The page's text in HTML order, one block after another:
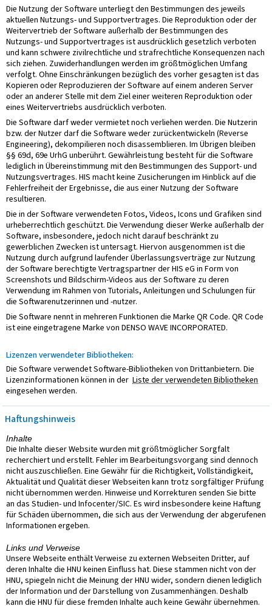
Die Nutzung der Software unterliegt den Bestimmungen des jeweils
aktuellen Nutzungs- und Supportvertrages. Die Reproduktion oder der
Weitervertrieb der Software außerhalb der Bestimmungen des
Nutzungs- und Supportvertrages ist ausdrücklich gesetzlich verboten
und kann schwere zivilrechtliche und strafrechtliche Konsequenzen nach
sich ziehen. Zuwiderhandlungen werden im größtmöglichen Umfang
verfolgt. Ohne Einschränkungen bezüglich des vorher gesagten ist das
Kopieren oder Reproduzieren der Software auf einem anderen Server
oder an anderer Stelle mit dem Ziel einer weiteren Reproduktion oder
eines Weitervertriebs ausdrücklich verboten.
Die Software darf weder vermietet noch verliehen werden. Die Nutzerin
bzw. der Nutzer darf die Software weder zurückentwickeln (Reverse
Engineering), dekompilieren noch disassemblieren. Im Übrigen bleiben
§§ 69d, 69e UrhG unberührt. Gewährleistung besteht für die Software
lediglich in Übereinstimmung mit den Bestimmungen des Support- und
Nutzungsvertrages. HIS macht keine Zusicherungen im Hinblick auf die
Fehlerfreiheit der Ergebnisse, die aus einer Nutzung der Software
resultieren.
Die in der Software verwendeten Fotos, Videos, Icons und Grafiken sind
urheberrechtlich geschützt. Die Verwendung dieser Werke außerhalb der
Software, insbesondere, jedoch nicht darauf beschränkt zu
gewerblichen Zwecken ist untersagt. Hiervon ausgenommen ist die
Nutzung durch aufgrund laufender Überlassungsverträge zur Nutzung
der Software berechtigte Vertragspartner der HIS eG in Form von
Screenshots und Bildschirm-Videos aus der Software zu deren
Verwendung im Rahmen von Tutorials, Anleitungen und Schulungen für
die Softwarenutzerinnen und -nutzer.
Die Software nennt in mehreren Funktionen die Marke QR Code. QR Code
ist eine eingetragene Marke von DENSO WAVE INCORPORATED.
Lizenzen verwendeter Bibliotheken:
Die Software verwendet Software-Bibliotheken von Drittanbietern. Die
Lizenzinformationen können in der Liste der verwendeten Bibliotheken
eingesehen werden.
Haftungshinweis
Inhalte
Die Inhalte dieser Website wurden mit größtmöglicher Sorgfalt
recherchiert und erstellt. Fehler im Bearbeitungsvorgang sind dennoch
nicht auszuschließen. Eine Gewähr für die Richtigkeit, Vollständigkeit,
Aktualität und Qualität dieser Webseiten kann trotz sorgfältiger Prüfung
nicht übernommen werden. Hinweise und Korrekturen senden Sie bitte
an das Studien- und Infocenter/SIC. Es wird insbesondere keine Haftung
für Schäden übernommen, die sich aus der Verwendung der abgerufenen
Informationen ergeben.
Links und Verweise
Unsere Webseite enthält Verweise zu externen Webseiten Dritter, auf
deren Inhalte die HNU keinen Einfluss hat. Diese stammen nicht von der
HNU, spiegeln nicht die Meinung der HNU wider, sondern dienen lediglich
der Information und der Darstellung von Zusammenhängen. Deshalb
kann die HNU für diese fremden Inhalte auch keine Gewähr übernehmen.